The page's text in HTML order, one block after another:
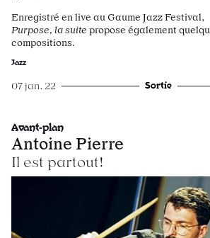
Enregistré en live au Gaume Jazz Festival,
Purpose, la suite propose également
compositions.
Jazz
07 jan. 22 Sortie
Avant-plan
Antoine Pierre
Il est partout!